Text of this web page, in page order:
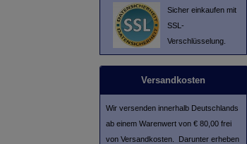
Sicher einkaufen mit
SSL-
Verschlüsselung.
Versandkosten
Wir versenden innerhalb Deutschlands
ab einem Warenwert von € 80,00 frei
von Versandkosten. Darunter erheben